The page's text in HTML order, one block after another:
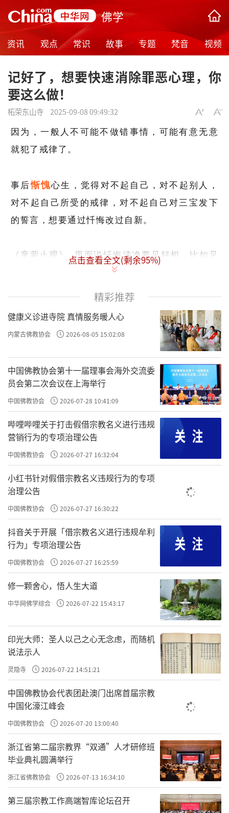
佛学
资讯 观点 常识 故事 专题 梵音 视频
记好了，想要快速消除罪恶心理，你
要这么做！
柘荣东山寺 2025-09-08 09:49:32
因为，一般人不可能不做错事情，可能有意无意
就犯了戒律了。
事后惭愧心生，觉得对不起自己，对不起别人，
对不起自己所受的戒律，对不起自己对三宝发下
的誓言，想要通过忏悔改过自新。
《童蒙止观》
里面说忏悔清净要见好相，比如见
光、见花、见佛来摩顶，其实对于现代人不需要
提倡那样，因为太难了。
要做到把 我执 忏完了，忏彻底了，忏到能够产生
定心，定心中能见到光、见到花、见到佛菩萨来
给你摩顶那么高的标准，这辈子有没有希望都不
确定。
好多都是自己想象的，很难做到那个样子。
那么是否一定要做到这样才能够灭掉你的 罪恶
感？不一定。
第一种叫作 法忏 。
作法忏就是依你所受的戒律衡量你犯的是轻、
重、根本还是枝末。依照律制决定在多少人面前
发露忏悔。
比如，无意打死一只蚊子就不用找人家去忏了，
在心念里念一个咒回向给这只蚊子，对着自己心
念忏悔叫心念忏。
如果是故意揍了别人，那就要对着他忏悔了。
要是再犯大一点，就要对多几个人忏悔。所以有
对一个人的对首忏，也有对四个人、五个人、十
个人乃至二十个人甚至更多的，这要根据所犯戒
行的轻重来决定要对多少人。
点击查看全文(剩余95%)
精彩推荐
健康义诊进寺院 真情服务暖人心
内蒙古佛教协会 2026-08-05 15:02:08
中国佛教协会第十一届理事会海外交流委
员会第二次会议在上海举行
中国佛教协会 2026-07-28 10:41:09
哔哩哔哩关于打击假借宗教名义进行违规
营销行为的专项治理公告
中国佛教协会 2026-07-27 16:32:04
小红书针对假借宗教名义违规行为的专项
治理公告
中国佛教协会 2026-07-27 16:30:22
抖音关于开展「借宗教名义进行违规牟利
行为」专项治理公告
中国佛教协会 2026-07-27 16:25:59
修一颗舍心，悟人生大道
中华网佛学综合 2026-07-22 15:43:17
印光大师：圣人以己之心无念虑，而随机
说法示人
灵隐寺 2026-07-22 14:51:21
中国佛教协会代表团赴澳门出席首届宗教
中国化濠江峰会
中国佛教协会 2026-07-20 13:00:40
浙江省第二届宗教界“双通”人才研修班
毕业典礼圆满举行
浙江省佛教协会 2026-07-13 16:34:10
第三届宗教工作高端智库论坛召开